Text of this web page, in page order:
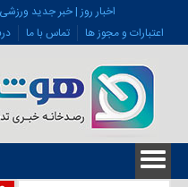
اخبار روز | خبر جدید
اعتبارات و مجوز ها
تماس با ما